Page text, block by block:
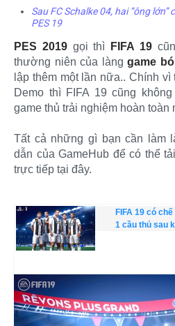
Sau FC Schalke 04, hai “ông
PES 19
PES 2019gọi thì FIFA 19
thường niên của lànggame
lập thêm một lần nữa.. Chính
Demo thì FIFA 19 cũng
game thủ trải nghiệm hoàn toàn
Tất cả những gì bạn cần làm
dẫn của GameHub để có thể
trực tiếp tại đây.
FIFA 19 có
1 cầu thủ sau